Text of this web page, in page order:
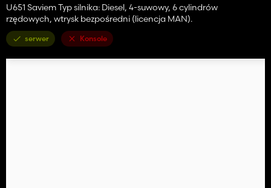
U651 Saviem Typ silnika: Diesel, 4-suwowy, 6 cylindrów
rzędowych, wtrysk bezpośredni (licencja MAN).
serwer Konsole